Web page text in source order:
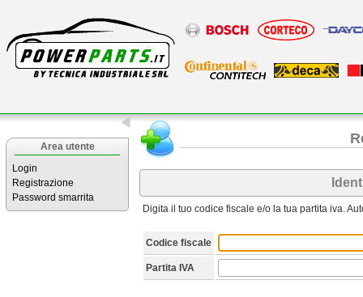
Area utente
Login
Registrazione
Password smarrita
Digita il tuo codice fiscale e/o la tua partita iva.
Codice fiscale
Partita IVA